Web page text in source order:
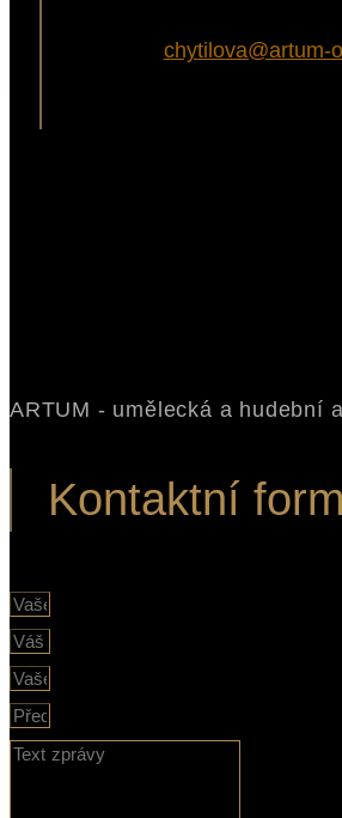
chytilova@artum-
ARTUM - umělecká a hudební
Kontaktní